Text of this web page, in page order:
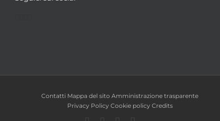
Contatti Mappa del sito Amministrazione trasparente
Privacy Policy Cookie policy Credits